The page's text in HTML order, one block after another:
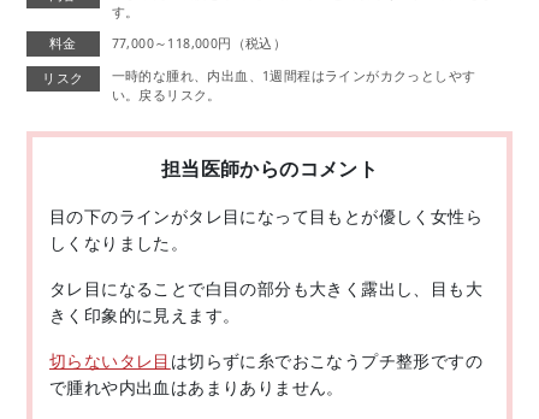
す。
料金
77,000～118,000円（税込）
リスク
一時的な腫れ、内出血、1週間程はラインがカクっとしやす
い。戻るリスク。
担当医師からのコメント
目の下のラインがタレ目になって目もとが優しく女性ら
しくなりました。
タレ目になることで白目の部分も大きく露出し、目も大
きく印象的に見えます。
切らないタレ目 は切らずに糸でおこなうプチ整形ですの
で腫れや内出血はあまりありません。